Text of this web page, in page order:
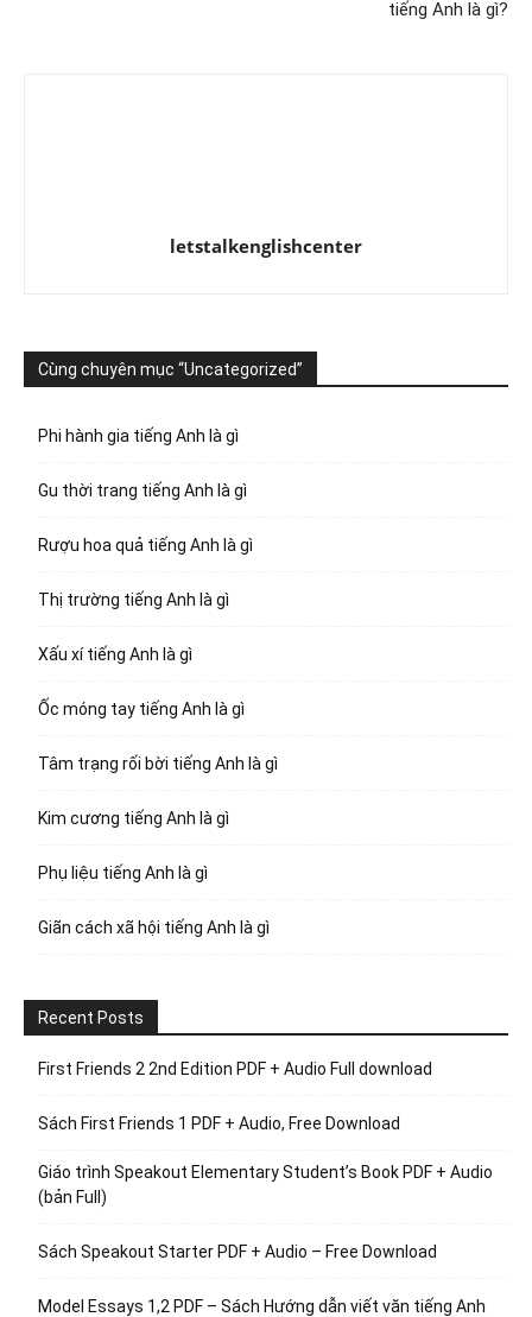
tiếng Anh là gì?
letstalkenglishcenter
Cùng chuyên mục “Uncategorized”
Phi hành gia tiếng Anh là gì
Gu thời trang tiếng Anh là gì
Rượu hoa quả tiếng Anh là gì
Thị trường tiếng Anh là gì
Xấu xí tiếng Anh là gì
Ốc móng tay tiếng Anh là gì
Tâm trạng rối bời tiếng Anh là gì
Kim cương tiếng Anh là gì
Phụ liệu tiếng Anh là gì
Giãn cách xã hội tiếng Anh là gì
Recent Posts
First Friends 2 2nd Edition PDF + Audio Full download
Sách First Friends 1 PDF + Audio, Free Download
Giáo trình Speakout Elementary Student’s Book PDF + Audio
(bản Full)
Sách Speakout Starter PDF + Audio – Free Download
Model Essays 1,2 PDF – Sách Hướng dẫn viết văn tiếng Anh